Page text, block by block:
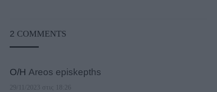
2 COMMENTS
Ο/Η Areos episkepths
29/11/2023 στις 18:26